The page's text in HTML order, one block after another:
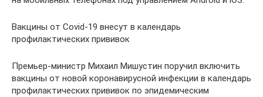
Вакцины от Covid-19 внесут в календарь
профилактических прививок
Премьер-министр Михаил Мишустин поручил включить
вакцины от новой коронавирусной инфекции в календарь
профилактических прививок по эпидемическим